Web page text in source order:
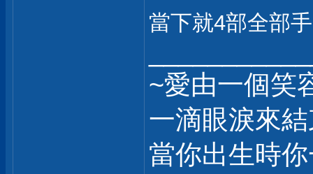
當下就4部全部
~愛由一個笑
一滴眼淚來
當你出生時